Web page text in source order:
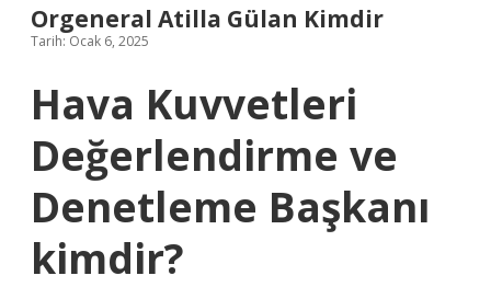
Orgeneral Atilla Gülan Kimdir
Tarih: Ocak 6, 2025
Hava Kuvvetleri
Değerlendirme ve
Denetleme Başkanı
kimdir?